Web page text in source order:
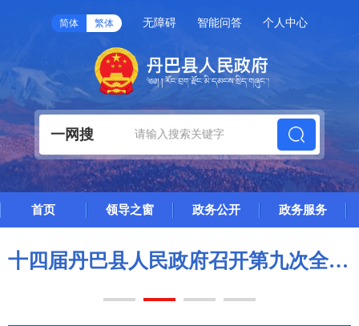
简体 繁体 无障碍 智能问答 个人中心
一网搜
首页 领导之窗 政务公开 政务服务
十四届丹巴县人民政府召开第九次全体会议暨第七次廉政工作会议